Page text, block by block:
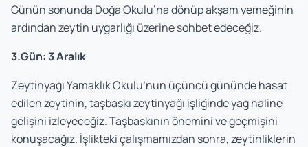
Günün sonunda Doğa Okulu’na dönüp akşam yemeğinin
ardından zeytin uygarlığı üzerine sohbet edeceğiz.
3.Gün: 3 Aralık
Zeytinyağı Yamaklık Okulu’nun üçüncü gününde hasat
edilen zeytinin, taşbaskı zeytinyağı işliğinde yağ haline
gelişini izleyeceğiz. Taşbaskının önemini ve geçmişini
konuşacağız. İşlikteki çalışmamızdan sonra, zeytinliklerin